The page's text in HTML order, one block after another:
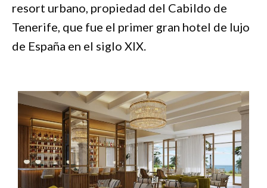
resort urbano, propiedad del Cabildo de
Tenerife, que fue el primer gran hotel de lujo
de España en el siglo XIX.